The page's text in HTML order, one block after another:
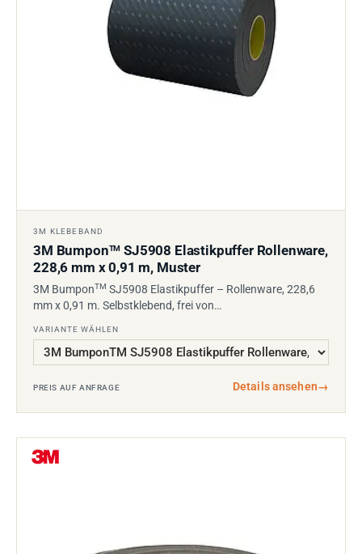
3M KLEBEBAND
3M BumponTM SJ5908 Elastikpuffer Rollenware,
228,6 mm x 0,91 m, Muster
3M BumponTM SJ5908 Elastikpuffer – Rollenware, 228,6
mm x 0,91 m. Selbstklebend, frei von…
VARIANTE WÄHLEN
PREIS AUF ANFRAGE Details ansehen→